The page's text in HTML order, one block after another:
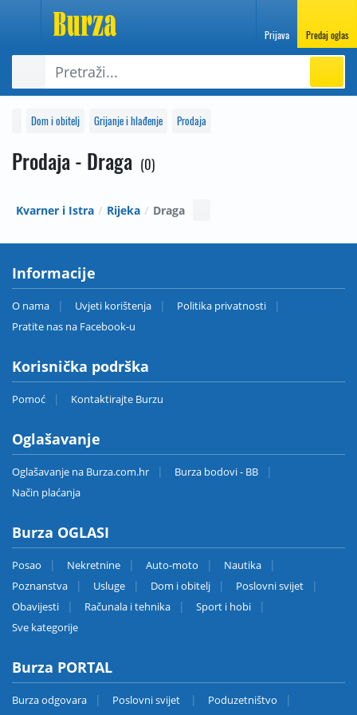
Prijava Predaj oglas
Dom i obitelj Grijanje i hlađenje Prodaja
Prodaja - Draga 0
Kvarner i Istra Rijeka Draga
Informacije
O nama Uvjeti korištenja
Politika privatnosti
Pratite nas na Facebook-u
Korisnička podrška
Pomoć Kontaktirajte Burzu
Oglašavanje
Oglašavanje na Burza.com.hr
Burza bodovi - BB
Način plaćanja
Burza OGLASI
Posao Nekretnine Auto-moto
Nautika
Poznanstva
Usluge Dom i obitelj
Poslovni svijet
Obavijesti
Računala i tehnika
Sport i hobi
Sve kategorije
Burza PORTAL
Burza odgovara Poslovni svijet
Poduzetništvo